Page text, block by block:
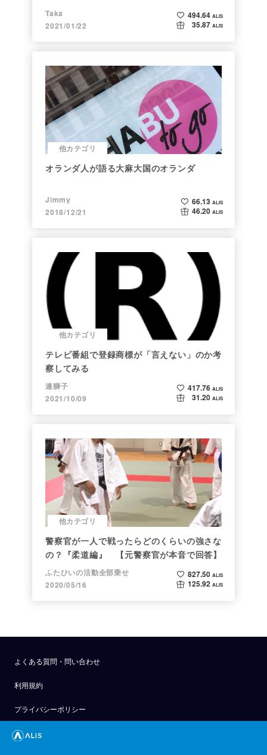
Taka
2021/01/22
494.64 ALIS
35.87 ALIS
他カテゴリ
オランダ人が語る大麻大国のオランダ
Jimmy
2018/12/21
66.13 ALIS
46.20 ALIS
他カテゴリ
テレビ番組で登録商標が「言えない」のか考
察してみる
連獅子
2021/10/09
417.76 ALIS
31.20 ALIS
他カテゴリ
警察官が一人で戦ったらどのくらいの強さな
の？『柔道編』 【元警察官が本音で回答】
ふたひいの活動全部乗せ
2020/05/16
827.50 ALIS
125.92 ALIS
よくある質問・問い合わせ
利用規約
プライバシーポリシー
公式アナウンス